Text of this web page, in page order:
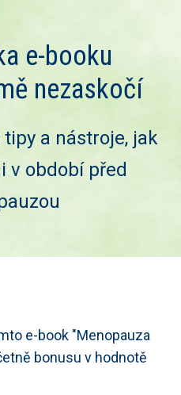
e-booku
nezaskočí
a nástroje, jak
v období před
e-book "Menopauza
bonusu v hodnotě